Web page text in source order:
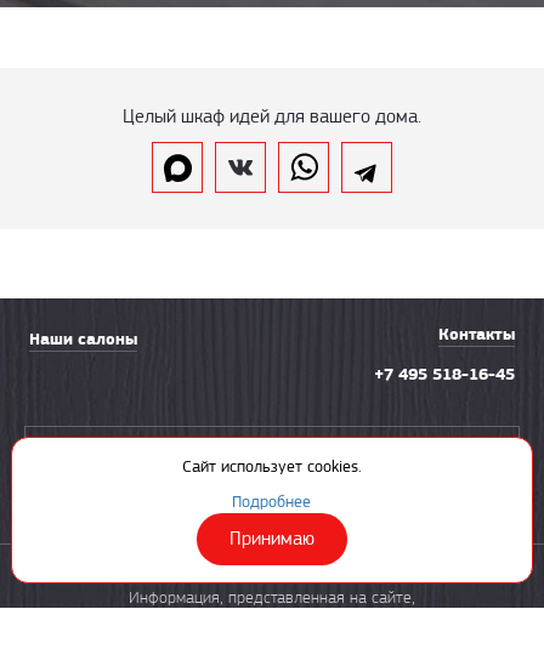
Целый шкаф идей для вашего дома.
Наши салоны
Контакты
+7 495 518-16-45
© 2003—2026 «Солнечная ладья»
Информация, представленная на сайте,
Сайт использует cookies.
Подробнее
Принимаю